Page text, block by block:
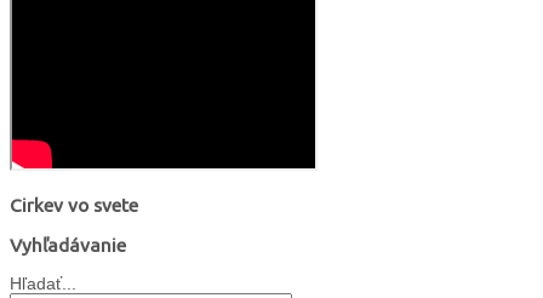
Cirkev vo svete
Vyhľadávanie
Hľadať...